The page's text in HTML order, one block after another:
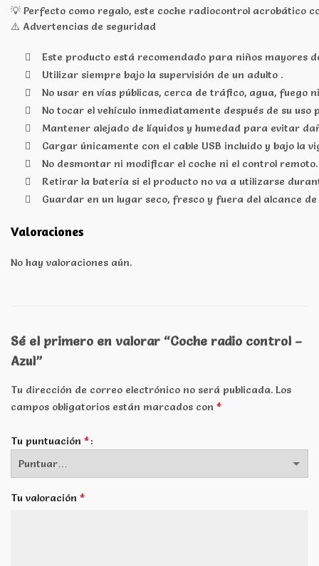
💡 Perfecto como regalo, este coche radiocontrol acrobático
⚠️ Advertencias de seguridad
Este producto está recomendado para niños mayores
Utilizar siempre bajo la supervisión de un adulto .
No usar en vías públicas, cerca de tráfico, agua, fuego
No tocar el vehículo inmediatamente después de su
Mantener alejado de líquidos y humedad para evitar
Cargar únicamente con el cable USB incluido y bajo la
No desmontar ni modificar el coche ni el control remoto.
Retirar la batería si el producto no va a utilizarse
Guardar en un lugar seco, fresco y fuera del alcance
Valoraciones
No hay valoraciones aún.
Sé el primero en valorar “Coche radio control –
Azul”
Tu dirección de correo electrónico no será publicada. Los
campos obligatorios están marcados con *
Tu puntuación *
Tu valoración *